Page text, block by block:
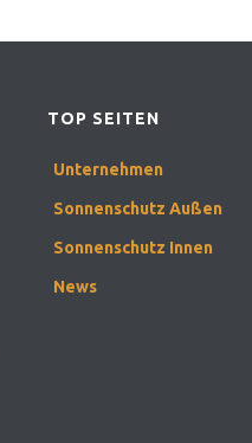
TOP SEITEN
Unternehmen
Sonnenschutz Außen
Sonnenschutz Innen
News